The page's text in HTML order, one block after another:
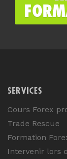
SERVICES
Cours Forex
Trade Rescue
Formation
Intervenir lors